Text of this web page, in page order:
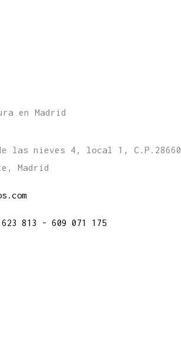
en Madrid
las nieves 4, local 1, C.P.28660
Madrid
813 - 609 071 175